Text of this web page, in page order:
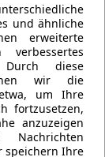
und ähnliche
erweiterte
Durch diese
wir die
um Ihre
fortzusetzen,
anzuzeigen
speichern Ihre